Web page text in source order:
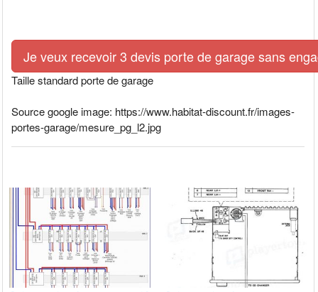
Je veux recevoir 3 devis porte de garage sans
Taille standard porte de garage
Source google image: https://www.habitat-discount.fr/images-
portes-garage/mesure_pg_l2.jpg